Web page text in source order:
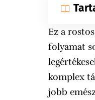
Ez a
folyamat
komplex
jobb